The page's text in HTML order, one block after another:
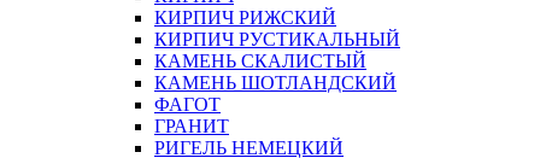
КИРПИЧ РИЖСКИЙ
КИРПИЧ РУСТИКАЛЬНЫЙ
КАМЕНЬ СКАЛИСТЫЙ
КАМЕНЬ ШОТЛАНДСКИЙ
ФАГОТ
ГРАНИТ
РИГЕЛЬ НЕМЕЦКИЙ